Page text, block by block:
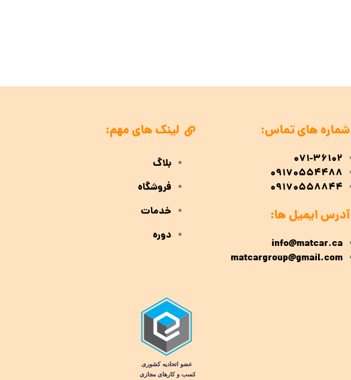
شماره های تماس:
071-36102
09170554488
09170558844
آدرس ایمیل ها:
info@matcar.ca
matcargroup@gmail.com
لینک های مهم:
بلاگ
فروشگاه
خدمات
دوره